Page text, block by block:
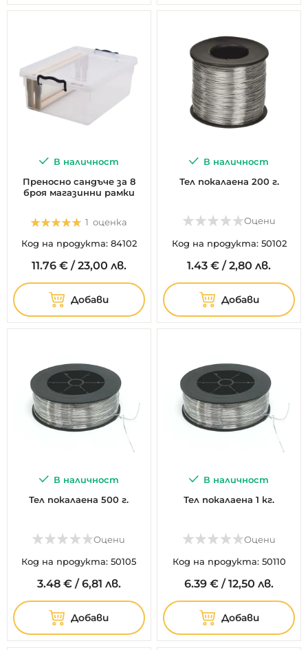
В наличност
Преносно сандъче за 8
броя магазинни рамки
Оценка:
1 оценка
Код на продукта: 84102
11.76 €/23,00 лв.
Добави
В наличност
Тел покалаена 200 г.
Оцени
Код на продукта: 50102
1.43 € /2,80 лв.
Добави
В наличност
Тел покалаена 500 г.
Оцени
Код на продукта: 50105
3.48 €/6,81 лв.
Добави
В наличност
Тел покалаена 1 кг.
Оцени
Код на продукта: 50110
6.39 € /12,50 лв.
Добави